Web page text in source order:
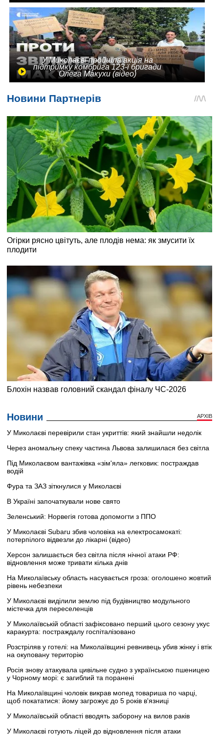
У Миколаєві пройшла акція на
підтримку комбрига 123-ї бригади
Олега Макухи (відео)
Новини АРХІВ
У Миколаєві перевірили стан укриттів: який знайшли недолік
Через аномальну спеку частина Львова залишилася без світла
Під Миколаєвом вантажівка «зім'яла» легковик: постраждав
водій
Фура та ЗАЗ зіткнулися у Миколаєві
В Україні започаткували нове свято
Зеленський: Норвегія готова допомогти з ППО
У Миколаєві Subaru збив чоловіка на електросамокаті:
потерпілого відвезли до лікарні (відео)
Херсон залишається без світла після нічної атаки РФ:
відновлення може тривати кілька днів
На Миколаївську область насувається гроза: оголошено жовтий
рівень небезпеки
У Миколаєві виділили землю під будівництво модульного
містечка для переселенців
У Миколаївській області зафіксовано перший цього сезону укус
каракурта: постраждалу госпіталізовано
Розстріляв у готелі: на Миколаївщині ревнивець убив жінку і втік
на окуповану територію
Росія знову атакувала цивільне судно з українською пшеницею
у Чорному морі: є загиблий та поранені
На Миколаївщині чоловік викрав мопед товариша по чарці,
щоб покататися: йому загрожує до 5 років в'язниці
У Миколаївській області вводять заборону на вилов раків
У Миколаєві готують ліцей до відновлення після атаки